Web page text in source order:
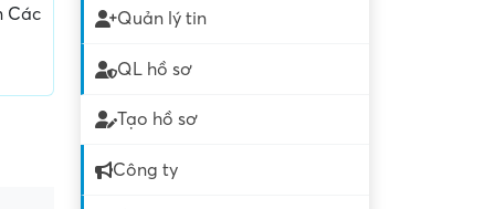
Các
Quản lý tin
QL hồ sơ
Tạo hồ sơ
Công ty